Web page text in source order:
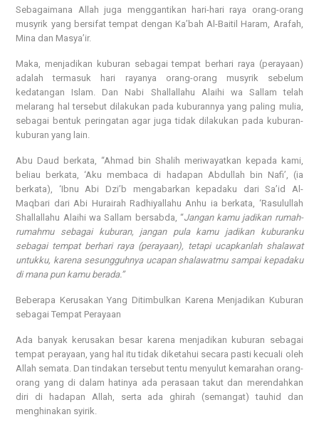
Sebagaimana Allah juga menggantikan hari-hari raya orang-orang
musyrik yang bersifat tempat dengan Ka’bah Al-Baitil Haram, Arafah,
Mina dan Masya’ir.
Maka, menjadikan kuburan sebagai tempat berhari raya (perayaan)
adalah termasuk hari rayanya orang-orang musyrik sebelum
kedatangan Islam. Dan Nabi Shallallahu Alaihi wa Sallam telah
melarang hal tersebut dilakukan pada kuburannya yang paling mulia,
sebagai bentuk peringatan agar juga tidak dilakukan pada kuburan-
kuburan yang lain.
Abu Daud berkata, “Ahmad bin Shalih meriwayatkan kepada kami,
beliau berkata, ‘Aku membaca di hadapan Abdullah bin Nafi’, (ia
berkata), ‘Ibnu Abi Dzi’b mengabarkan kepadaku dari Sa’id Al-
Maqbari dari Abi Hurairah Radhiyallahu Anhu ia berkata, ‘Rasulullah
Shallallahu Alaihi wa Sallam bersabda, “Jangan kamu jadikan rumah-
rumahmu sebagai kuburan, jangan pula kamu jadikan kuburanku
sebagai tempat berhari raya (perayaan), tetapi ucapkanlah shalawat
untukku, karena sesungguhnya ucapan shalawatmu sampai kepadaku
di mana pun kamu berada.”
Beberapa Kerusakan Yang Ditimbulkan Karena Menjadikan Kuburan
sebagai Tempat Perayaan
Ada banyak kerusakan besar karena menjadikan kuburan sebagai
tempat perayaan, yang hal itu tidak diketahui secara pasti kecuali oleh
Allah semata. Dan tindakan tersebut tentu menyulut kemarahan orang-
orang yang di dalam hatinya ada perasaan takut dan merendahkan
diri di hadapan Allah, serta ada ghirah (semangat) tauhid dan
menghinakan syirik.